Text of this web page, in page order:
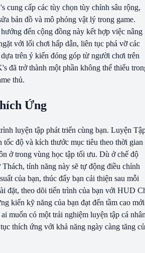
cung cấp các tùy chọn tùy chỉnh sâu rộng,
bản đồ và mô phỏng vật lý trong game.
đến cộng đồng này kết hợp việc nâng
với lối chơi hấp dẫn, liên tục phá vỡ các
trên ý kiến đóng góp từ người chơi trên
đã trở thành một phần không thể thiếu
thủ.
Ứng
luyện tập phát triển cùng bạn. Luyện
độ và kích thước mục tiêu theo thời gian
ở trong vùng học tập tối ưu. Dù ở chế độ
tính năng này sẽ tự động điều chỉnh
của bạn, thúc đẩy bạn cải thiện sau mỗi
đặt, theo dõi tiến trình của bạn với HUD
kiến kỹ năng của bạn đạt đến tầm cao
muốn có một trải nghiệm luyện tập cá
thích ứng với khả năng ngày càng tăng